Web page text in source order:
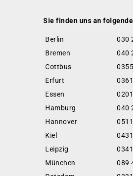
Sie finden uns an
Berlin
030
Bremen
040
Cottbus
Erfurt
Essen
Hamburg
040
Hannover
Kiel
Leipzig
München
089